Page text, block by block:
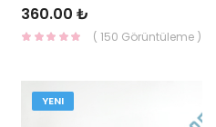
360.00 ₺
( 150 Görüntüleme )
YENI